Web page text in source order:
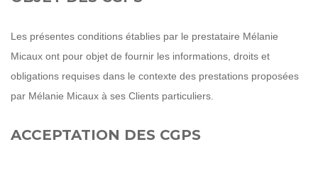
Les présentes conditions établies par le prestataire Mélanie
Micaux ont pour objet de fournir les informations, droits et
obligations requises dans le contexte des prestations proposées
par Mélanie Micaux à ses Clients particuliers.
ACCEPTATION DES CGPS